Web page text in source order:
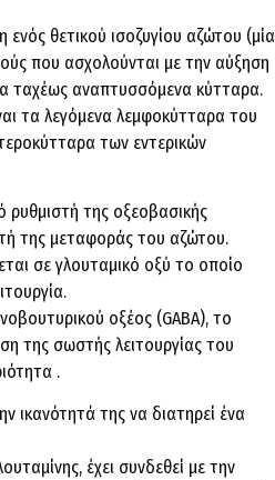
θετικού ισοζυγίου αζώτου (μία
που ασχολούνται με την αύξηση
ταχέως αναπτυσσόμενα κύτταρα.
τα λεγόμενα λεμφοκύτταρα του
των εντερικών
ρυθμιστή της οξεοβασικής
της μεταφοράς του αζώτου.
σε γλουταμικό οξύ το οποίο
οξέος (GABA), το
της σωστής λειτουργίας του
.
ικανότητά της να διατηρεί ένα
έχει συνδεθεί με την